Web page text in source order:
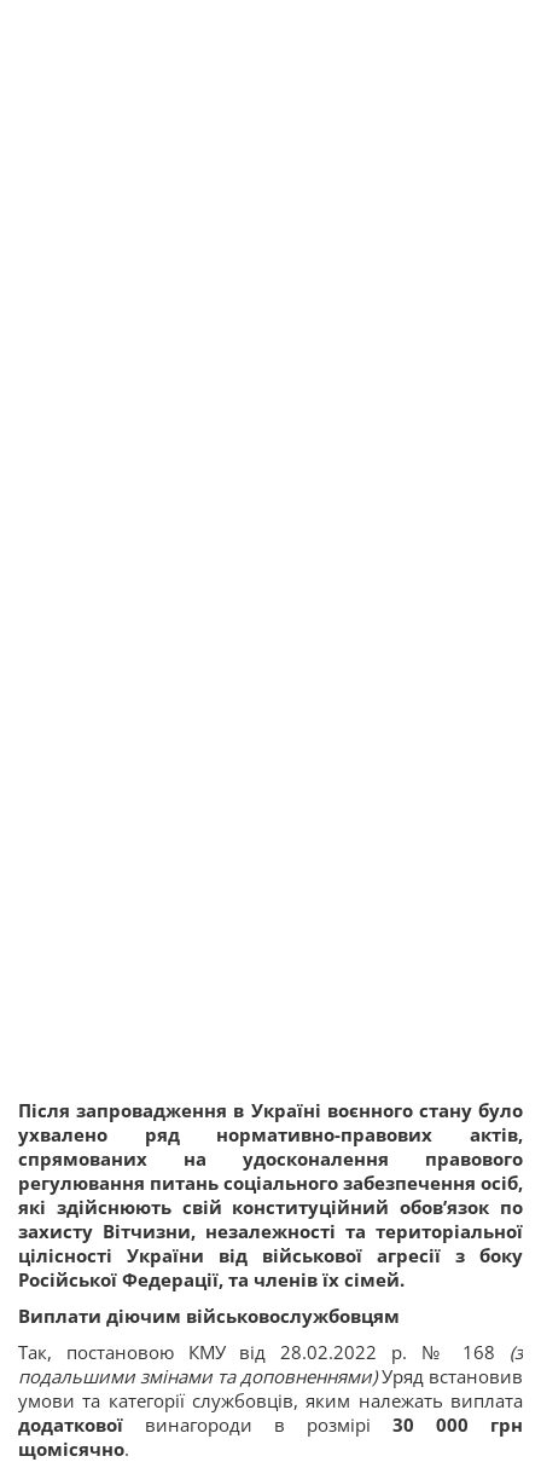
Після запровадження в Україні воєнного стану було
ухвалено ряд нормативно-правових актів,
спрямованих на удосконалення правового
регулювання питань соціального забезпечення осіб,
які здійснюють свій конституційний обов’язок по
захисту Вітчизни, незалежності та територіальної
цілісності України від військової агресії з боку
Російської Федерації, та членів їх сімей.
Виплати діючим військовослужбовцям
Так, постановою КМУ від 28.02.2022 р. № 168 (з
подальшими змінами та доповненнями)Уряд встановив
умови та категорії службовців, яким належать виплата
додаткової винагороди в розмірі 30 000 грн
щомісячно.